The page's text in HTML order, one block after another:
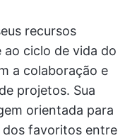
recursos
ciclo de vida do
a colaboração e
projetos. Sua
orientada para
dos favoritos entre